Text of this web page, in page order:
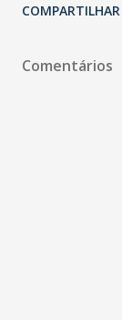
COMPARTILHAR
Comentários